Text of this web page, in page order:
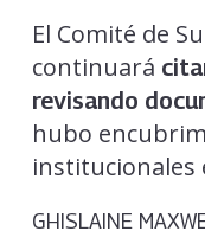
El Comité de
continuará
revisando
hubo
institucionales
GHISLAINE